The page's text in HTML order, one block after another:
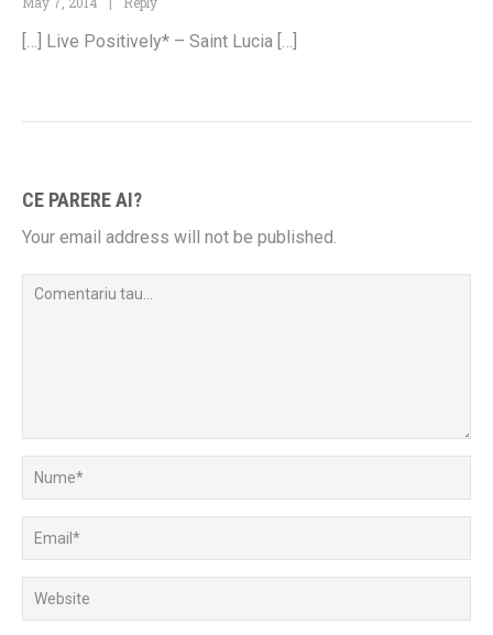
[…] Live Positively* – Saint Lucia […]
CE PARERE AI?
Your email address will not be published.